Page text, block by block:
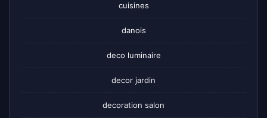
cuisines
danois
deco luminaire
decor jardin
decoration salon